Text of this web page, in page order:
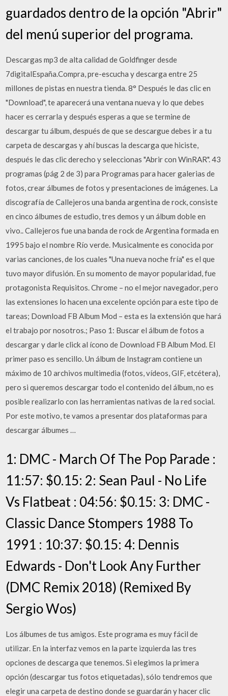
guardados dentro de la opción "Abrir"
del menú superior del programa.
Descargas mp3 de alta calidad de Goldfinger desde
7digitalEspaña.Compra, pre-escucha y descarga entre 25
millones de pistas en nuestra tienda. 8° Después le das clic en
"Download", te aparecerá una ventana nueva y lo que debes
hacer es cerrarla y después esperas a que se termine de
descargar tu álbum, después de que se descargue debes ir a tu
carpeta de descargas y ahí buscas la descarga que hiciste,
después le das clic derecho y seleccionas "Abrir con WinRAR". 43
programas (pág 2 de 3) para Programas para hacer galerias de
fotos, crear álbumes de fotos y presentaciones de imágenes. La
discografía de Callejeros una banda argentina de rock, consiste
en cinco álbumes de estudio, tres demos y un álbum doble en
vivo.. Callejeros fue una banda de rock de Argentina formada en
1995 bajo el nombre Río verde. Musicalmente es conocida por
varias canciones, de los cuales "Una nueva noche fría" es el que
tuvo mayor difusión. En su momento de mayor popularidad, fue
protagonista Requisitos. Chrome – no el mejor navegador, pero
las extensiones lo hacen una excelente opción para este tipo de
tareas; Download FB Album Mod – esta es la extensión que hará
el trabajo por nosotros.; Paso 1: Buscar el álbum de fotos a
descargar y darle click al ícono de Download FB Album Mod. El
primer paso es sencillo. Un álbum de Instagram contiene un
máximo de 10 archivos multimedia (fotos, vídeos, GIF, etcétera),
pero si queremos descargar todo el contenido del álbum, no es
posible realizarlo con las herramientas nativas de la red social.
Por este motivo, te vamos a presentar dos plataformas para
descargar álbumes …
1: DMC - March Of The Pop Parade :
11:57: $0.15: 2: Sean Paul - No Life
Vs Flatbeat : 04:56: $0.15: 3: DMC -
Classic Dance Stompers 1988 To
1991 : 10:37: $0.15: 4: Dennis
Edwards - Don't Look Any Further
(DMC Remix 2018) (Remixed By
Sergio Wos)
Los álbumes de tus amigos. Este programa es muy fácil de
utilizar. En la interfaz vemos en la parte izquierda las tres
opciones de descarga que tenemos. Si elegimos la primera
opción (descargar tus fotos etiquetadas), sólo tendremos que
elegir una carpeta de destino donde se guardarán y hacer clic